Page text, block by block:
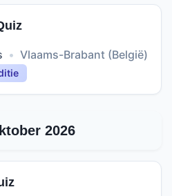
• Vlaams-Brabant (België)
2026